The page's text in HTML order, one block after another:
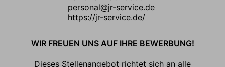
personal@jr-service.de
https://jr-service.de/
WIR FREUEN UNS AUF IHRE BEWERBUNG!
Dieses Stellenangebot richtet sich an alle